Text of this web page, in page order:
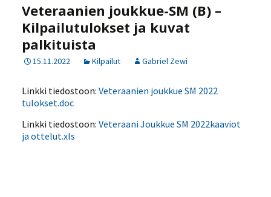
Veteraanien joukkue-SM (B) –
Kilpailutulokset ja kuvat
palkituista
15.11.2022 Kilpailut Gabriel Zewi
Linkki tiedostoon:Veteraanien joukkue SM 2022
tulokset.doc
Linkki tiedostoon:Veteraani Joukkue SM 2022kaaviot
ja ottelut.xls